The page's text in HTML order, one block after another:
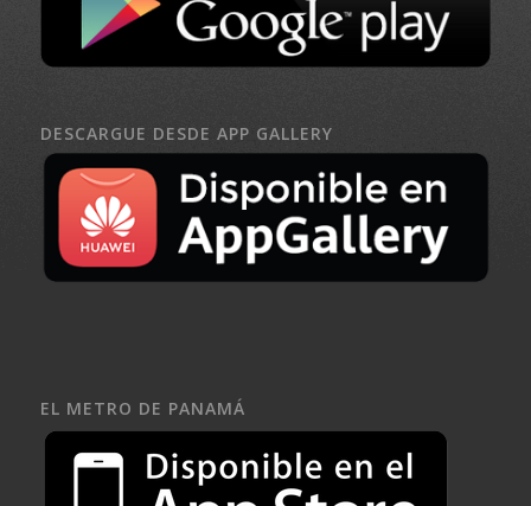
DESCARGUE DESDE APP GALLERY
EL METRO DE PANAMÁ